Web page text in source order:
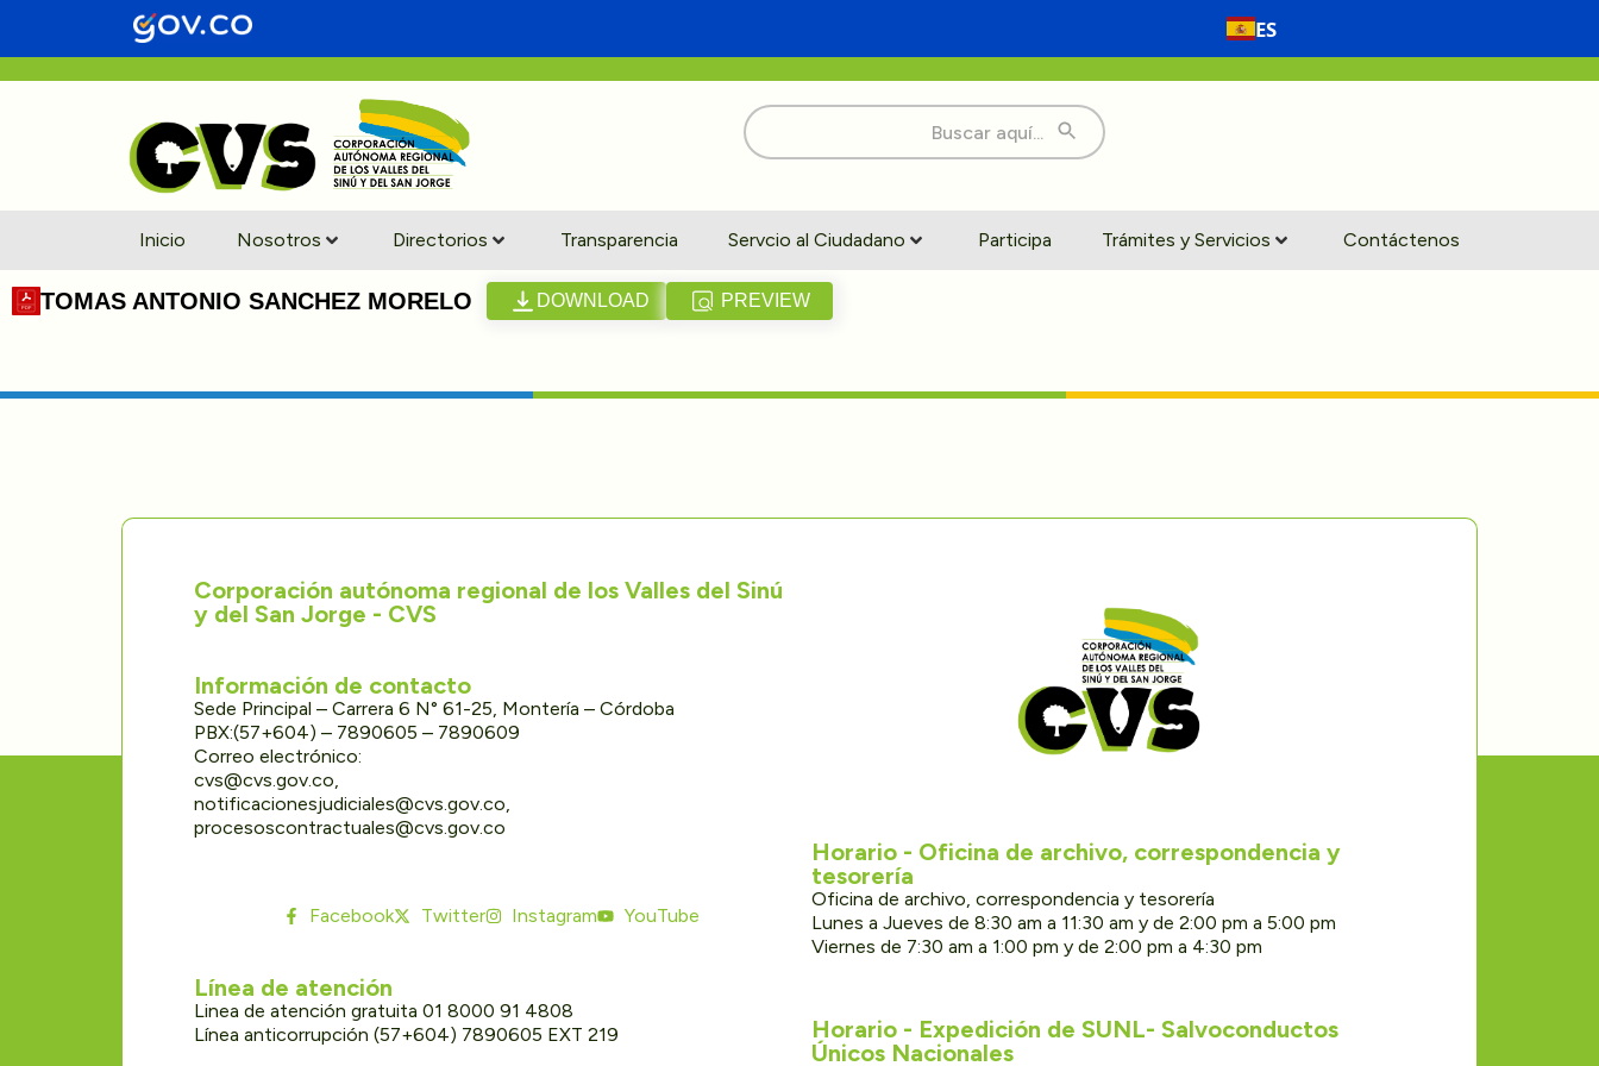
ES
Buscar:
Inicio Nosotros Directorios Transparencia Servcio al Ciudadano Participa Trámites y Servicios Contáctenos
TOMAS ANTONIO SANCHEZ MORELO DOWNLOAD PREVIEW
Corporación autónoma regional de los Valles del Sinú
y del San Jorge - CVS
Información de contacto
Sede Principal – Carrera 6 N° 61-25, Montería – Córdoba
PBX:(57+604) – 7890605 – 7890609
Correo electrónico:
cvs@cvs.gov.co,
notificacionesjudiciales@cvs.gov.co,
procesoscontractuales@cvs.gov.co
Facebook Twitter Instagram YouTube
Línea de atención
Linea de atención gratuita 01 8000 91 4808
Línea anticorrupción (57+604) 7890605 EXT 219
Horario - Oficina de archivo, correspondencia y
tesorería
Oficina de archivo, correspondencia y tesorería
Lunes a Jueves de 8:30 am a 11:30 am y de 2:00 pm a 5:00 pm
Viernes de 7:30 am a 1:00 pm y de 2:00 pm a 4:30 pm
Horario - Expedición de SUNL- Salvoconductos
Únicos Nacionales